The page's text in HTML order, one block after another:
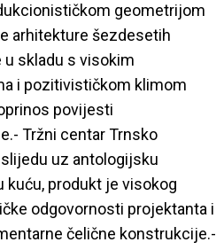
geometrijom
arhitekture šezdesetih
u skladu s visokim
i pozitivističkom klimom
povijesti
Tržni centar Trnsko
uz antologijsku
kuću, produkt je visokog
odgovornosti projektanta i
čelične konstrukcije.-